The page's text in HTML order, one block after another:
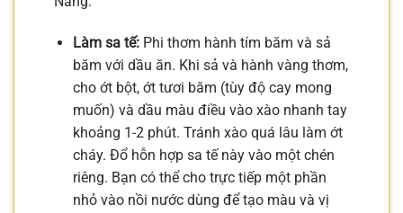
Làm sa tế:Phi thơm hành tím băm và sả
băm với dầu ăn. Khi sả và hành vàng thơm,
cho ớt bột, ớt tươi băm (tùy độ cay mong
muốn) và dầu màu điều vào xào nhanh tay
khoảng 1-2 phút. Tránh xào quá lâu làm ớt
cháy. Đổ hỗn hợp sa tế này vào một chén
riêng. Bạn có thể cho trực tiếp một phần
nhỏ vào nồi nước dùng để tạo màu và vị